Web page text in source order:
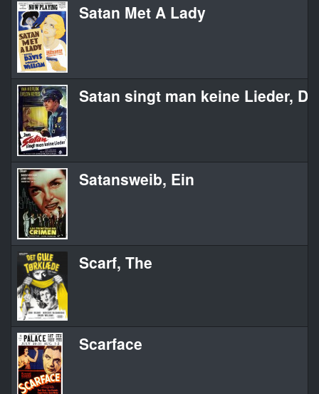
Satan Met A Lady
Satan singt man keine Lieder,
Satansweib, Ein
Scarf, The
Scarface